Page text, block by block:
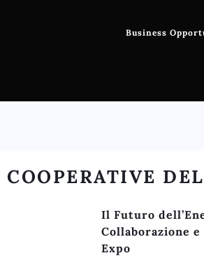
Business
COOPERATIVE
Il Futuro
Collaborazione
Expo